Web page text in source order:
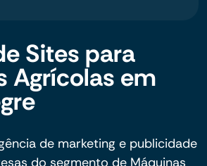
Sites para
Agrícolas em
de marketing e publicidade
do segmento de Máquinas